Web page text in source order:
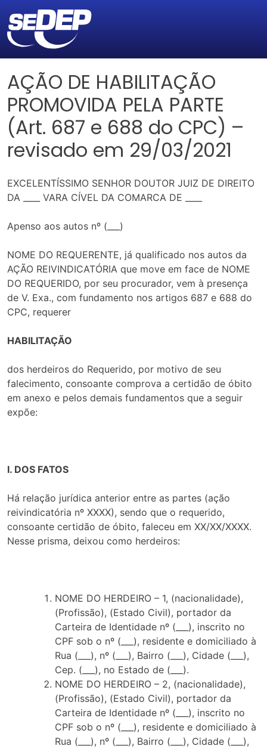
AÇÃO DE HABILITAÇÃO
PROMOVIDA PELA PARTE
(Art. 687 e 688 do CPC) –
revisado em 29/03/2021
EXCELENTÍSSIMO SENHOR DOUTOR JUIZ DE DIREITO
DA ____ VARA CÍVEL DA COMARCA DE ____
Apenso aos autos nº (___)
NOME DO REQUERENTE, já qualificado nos autos da
AÇÃO REIVINDICATÓRIA que move em face de NOME
DO REQUERIDO, por seu procurador, vem à presença
de V. Exa., com fundamento nos artigos 687 e 688 do
CPC, requerer
HABILITAÇÃO
dos herdeiros do Requerido, por motivo de seu
falecimento, consoante comprova a certidão de óbito
em anexo e pelos demais fundamentos que a seguir
expõe:
I. DOS FATOS
Há relação jurídica anterior entre as partes (ação
reivindicatória nº XXXX), sendo que o requerido,
consoante certidão de óbito, faleceu em XX/XX/XXXX.
Nesse prisma, deixou como herdeiros:
NOME DO HERDEIRO – 1, (nacionalidade),
(Profissão), (Estado Civil), portador da
Carteira de Identidade nº (___), inscrito no
CPF sob o nº (___), residente e domiciliado à
Rua (___), nº (___), Bairro (___), Cidade (___),
Cep. (___), no Estado de (___).
NOME DO HERDEIRO – 2, (nacionalidade),
(Profissão), (Estado Civil), portador da
Carteira de Identidade nº (___), inscrito no
CPF sob o nº (___), residente e domiciliado à
Rua (___), nº (___), Bairro (___), Cidade (___),